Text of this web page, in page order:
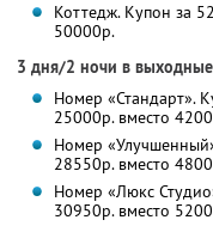
Коттедж. Купон за
50000р.
3 дня/2 ночи в выходные
Номер «Стандарт».
25000р. вместо
Номер
28550р. вместо
Номер «Люкс
30950р. вместо